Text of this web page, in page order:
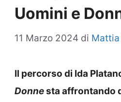
Uomini e
11 Marzo 2024 di Mattia
Il percorso di Ida
Donnesta affrontando